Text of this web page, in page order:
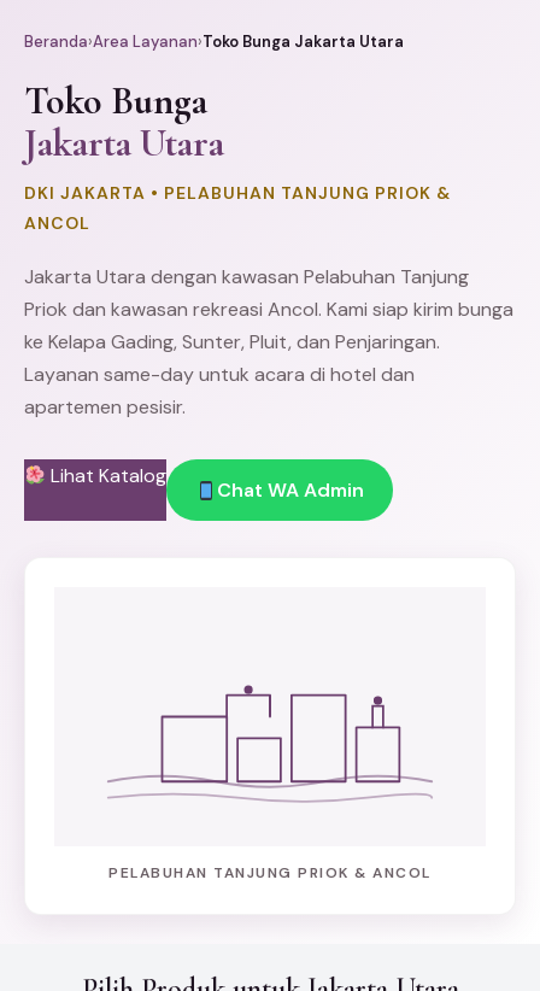
Beranda›Area Layanan›Toko Bunga Jakarta Utara
Toko Bunga
Jakarta Utara
DKI JAKARTA • PELABUHAN TANJUNG PRIOK &
ANCOL
Jakarta Utara dengan kawasan Pelabuhan Tanjung
Priok dan kawasan rekreasi Ancol. Kami siap kirim bunga
ke Kelapa Gading, Sunter, Pluit, dan Penjaringan.
Layanan same-day untuk acara di hotel dan
apartemen pesisir.
Lihat Katalog
Chat WA Admin
PELABUHAN TANJUNG PRIOK & ANCOL